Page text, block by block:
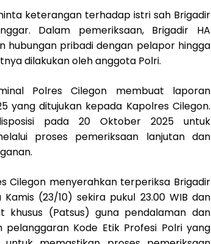
keterangan terhadap istri sah Brigadir
Dalam pemeriksaan, Brigadir HA
hubungan pribadi dengan pelapor hingga
dilakukan oleh anggota Polri.
Polres Cilegon membuat laporan
yang ditujukan kepada Kapolres Cilegon.
pada 20 Oktober 2025 untuk
proses pemeriksaan lanjutan dan
Cilegon menyerahkan terperiksa Brigadir
(23/10) sekira pukul 23.00 WIB dan
(Patsus) guna pendalaman dan
Kode Etik Profesi Polri yang